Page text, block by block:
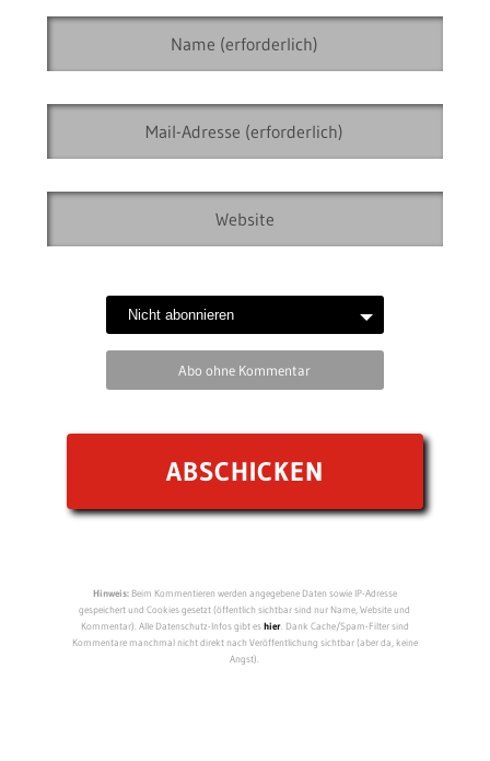
Abo ohne Kommentar
Hinweis:Beim Kommentieren werden angegebene Daten sowie IP-Adresse
gespeichert und Cookies gesetzt (öffentlich sichtbar sind nur Name, Website und
Kommentar). Alle Datenschutz-Infos gibt eshier. Dank Cache/Spam-Filter sind
Kommentare manchmal nicht direkt nach Veröffentlichung sichtbar (aber da, keine
Angst).